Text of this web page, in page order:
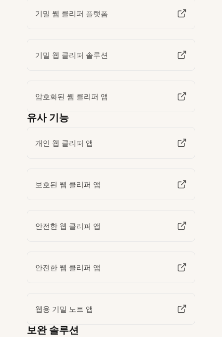
기밀 웹 클리퍼 플랫폼
기밀 웹 클리퍼 솔루션
암호화된 웹 클리퍼 앱
유사 기능
개인 웹 클리퍼 앱
보호된 웹 클리퍼 앱
안전한 웹 클리퍼 앱
안전한 웹 클리퍼 앱
웹용 기밀 노트 앱
보완 솔루션